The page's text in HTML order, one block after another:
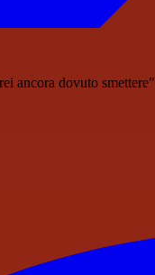
ancora dovuto smettere"